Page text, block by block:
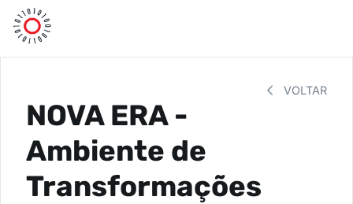
VOLTAR
NOVA ERA -
Ambiente de
Transformações